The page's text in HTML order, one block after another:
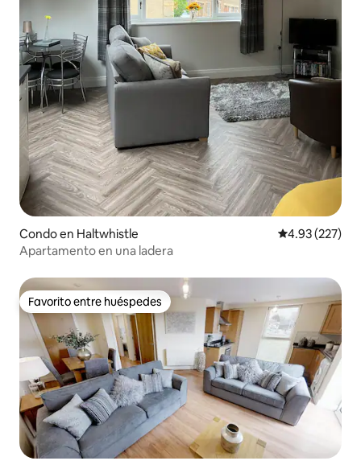
Condo en Haltwhistle Calificación
4.93 (227)
Apartamento en una ladera
Favorito entre huéspedes
Favorito entre huéspedes